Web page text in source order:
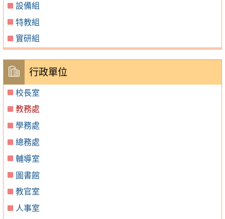
設備組
特教組
實研組
行政單位
校長室
教務處
學務處
總務處
輔導室
圖書館
教官室
人事室